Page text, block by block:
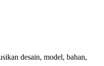
desain, model, bahan,